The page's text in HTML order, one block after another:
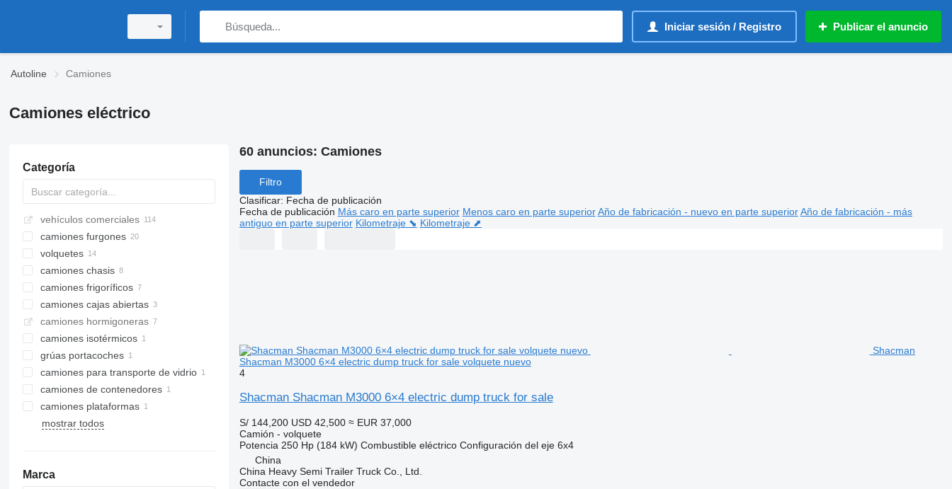
Iniciar sesión / Registro Publicar el anuncio
Autoline Camiones
Camiones eléctrico
Categoría
vehículos comerciales
camiones furgones
volquetes
camiones chasis
camiones frigoríficos
camiones cajas abiertas
camiones hormigoneras
camiones isotérmicos
grúas portacoches
camiones para transporte de vidrio
camiones de contenedores
camiones plataformas
mostrar todos
Marca
60 anuncios: Camiones
Filtro
Clasificar: Fecha de publicación
Fecha de publicación Más caro en parte superior Menos caro en parte superior Año de fabricación - nuevo en parte superior Año de fabricación - más
antiguo en parte superior Kilometraje ⬊ Kilometraje ⬈
Shacman
Shacman M3000 6×4 electric dump truck for sale volquete nuevo
4
Shacman Shacman M3000 6×4 electric dump truck for sale
S/ 144,200 USD 42,500 ≈ EUR 37,000
Camión - volquete
Potencia 250 Hp (184 kW) Combustible eléctrico Configuración del eje 6x4
China
China Heavy Semi Trailer Truck Co., Ltd.
Contacte con el vendedor